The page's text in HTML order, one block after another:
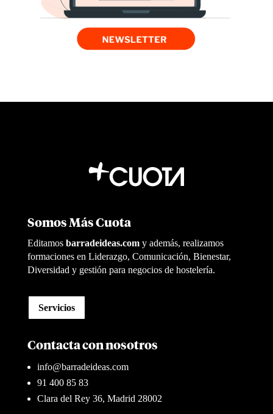
Somos Más Cuota
Editamosbarradeideas.com y además, realizamos
formaciones en Liderazgo, Comunicación, Bienestar,
Diversidad y gestión para negocios de hostelería.
Servicios
Contacta con nosotros
info@barradeideas.com
91 400 85 83
Clara del Rey 36, Madrid 28002